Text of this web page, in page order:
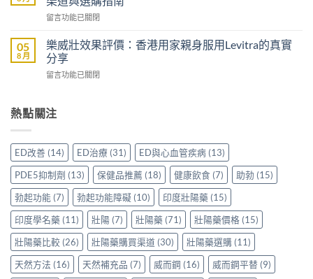
港
士
購
買
讀
的
意
事
項〉
中
雙
效
勃
加
時
香
家
真
實
使
用
心
得〉
中
藥
邊
好？
一
文
比
VI[DK]
羅
紅
鑽〉
中
在
度
雙
效
片
買
心？
香
港
用
家
親
身
分
享
正
貨
留言功能已關閉
05
8 月
樂威壯效果評價：香港用家親身服用Levitra的真實
分享
在
壯
效
評
價：
香
港
用
家
親
身
服
用
Levitra
的
留言功能已關閉
熱點關注
ED改善 (14) ED治療 (31) ED與心血管疾病 (13)
PDE5抑制劑 (13) 保健品推薦 (18) 健康飲食 (7) 助勃 (15)
勃起功能 (7) 勃起功能障礙 (10) 印度壯陽藥 (15)
印度學名藥 (11) 壯陽 (7) 壯陽藥 (71) 壯陽藥價格 (15)
壯陽藥比較 (26) 壯陽藥購買渠道 (30) 壯陽藥選購 (11)
天然方法 (16) 天然補充品 (7) 威而鋼 (16) 威而鋼平替 (9)